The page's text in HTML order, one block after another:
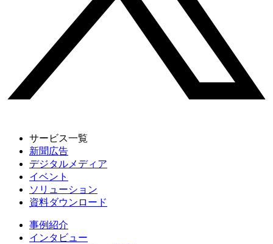
サービス一覧
新聞広告
デジタルメディア
イベント
ソリューション
資料ダウンロード
事例紹介
インタビュー